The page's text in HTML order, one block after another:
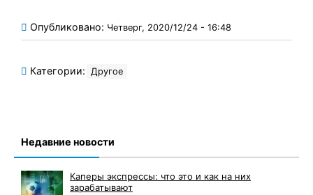
Опубликовано: Четверг, 2020/12/24 - 16:48
Категории: Другое
Недавние новости
Каперы экспрессы: что это и как на них
зарабатывают